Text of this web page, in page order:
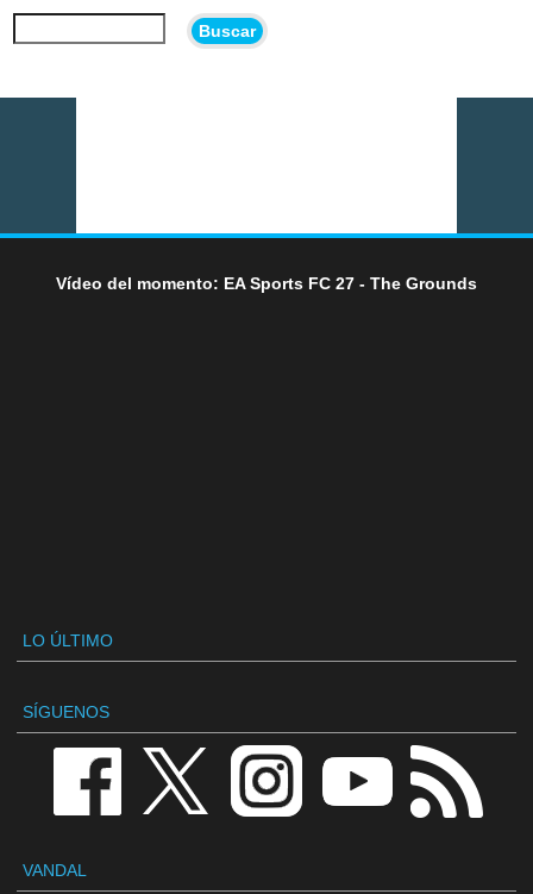
Buscar
Vídeo del momento: EA Sports FC 27 - The Grounds
LO ÚLTIMO
SÍGUENOS
VANDAL